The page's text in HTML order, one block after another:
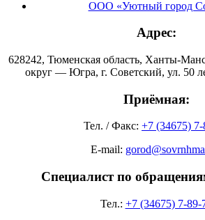
ООО «Уютный город
Адрес:
628242, Тюменская область, Ханты-
округ — Югра, г. Советский, ул. 50
Приёмная:
Тел. / Факс: +7 (34675)
E-mail:
Специалист по
Тел.: +7 (34675) 7-89-